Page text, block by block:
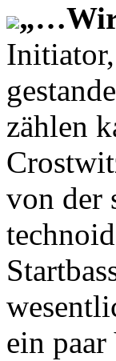
„…Wir
zählen
von der
ein